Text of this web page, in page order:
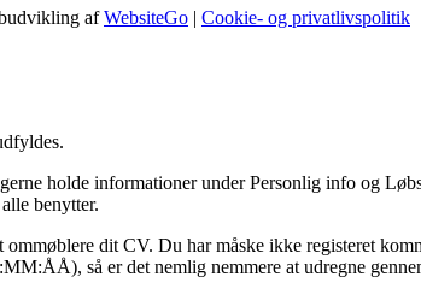
afWebsiteGo | Cookie- og privatlivspolitik
holde informationer under Personlig info og
benytter.
dit CV. Du har måske ikke registeret
så er det nemlig nemmere at udregne